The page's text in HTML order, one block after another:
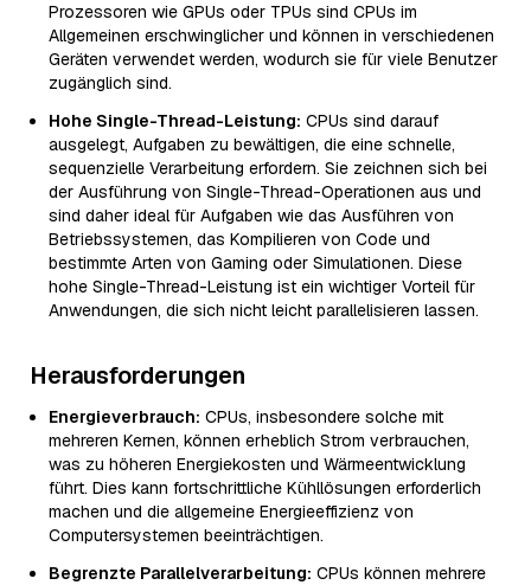
Prozessoren wie GPUs oder TPUs sind CPUs im
Allgemeinen erschwinglicher und können in verschiedenen
Geräten verwendet werden, wodurch sie für viele Benutzer
zugänglich sind.
Hohe Single-Thread-Leistung: CPUs sind darauf
ausgelegt, Aufgaben zu bewältigen, die eine schnelle,
sequenzielle Verarbeitung erfordern. Sie zeichnen sich bei
der Ausführung von Single-Thread-Operationen aus und
sind daher ideal für Aufgaben wie das Ausführen von
Betriebssystemen, das Kompilieren von Code und
bestimmte Arten von Gaming oder Simulationen. Diese
hohe Single-Thread-Leistung ist ein wichtiger Vorteil für
Anwendungen, die sich nicht leicht parallelisieren lassen.
Herausforderungen
Energieverbrauch: CPUs, insbesondere solche mit
mehreren Kernen, können erheblich Strom verbrauchen,
was zu höheren Energiekosten und Wärmeentwicklung
führt. Dies kann fortschrittliche Kühllösungen erforderlich
machen und die allgemeine Energieeffizienz von
Computersystemen beeinträchtigen.
Begrenzte Parallelverarbeitung: CPUs können mehrere